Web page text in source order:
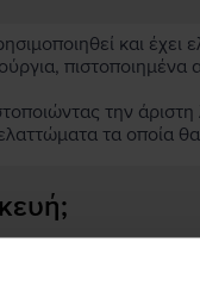
και έχει
πιστοποιημένα
την
τα οποία